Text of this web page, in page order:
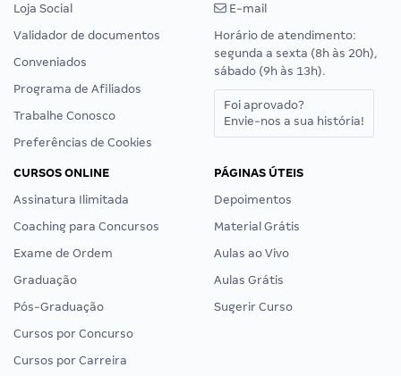
Loja Social
Validador de documentos
Conveniados
Programa de Afiliados
Trabalhe Conosco
Preferências de Cookies
E-mail
Horário de atendimento:
segunda a sexta (8h às 20h),
sábado (9h às 13h).
Foi aprovado?
Envie-nos a sua história!
CURSOS ONLINE
Assinatura Ilimitada
Coaching para Concursos
Exame de Ordem
Graduação
Pós-Graduação
Cursos por Concurso
Cursos por Carreira
PÁGINAS ÚTEIS
Depoimentos
Material Grátis
Aulas ao Vivo
Aulas Grátis
Sugerir Curso